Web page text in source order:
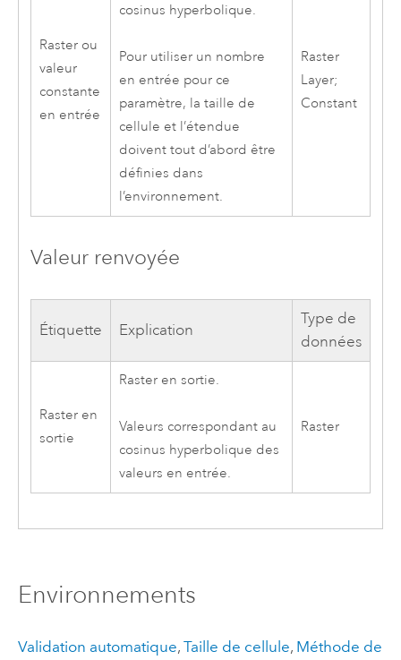
Raster ou
valeur
constante
en entrée
cosinus hyperbolique.
Pour utiliser un nombre
en entrée pour ce
paramètre, la taille de
cellule et l’étendue
doivent tout d’abord être
définies dans
l’environnement.
Raster
Layer;
Constant
Valeur renvoyée
Étiquette Explication
Type de
données
Raster en
sortie
Raster en sortie.
Valeurs correspondant au
cosinus hyperbolique des
valeurs en entrée.
Raster
Environnements
Validation automatique, Taille de cellule, Méthode de